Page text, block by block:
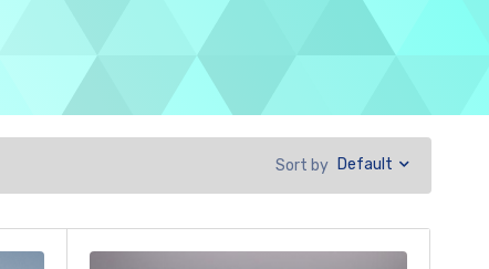
Sort by Default